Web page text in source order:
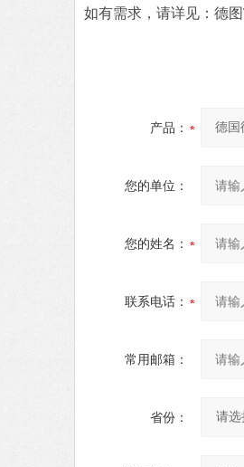
如有需求，请详见：德
产品：
您的单位：
您的姓名：
联系电话：
常用邮箱：
省份：